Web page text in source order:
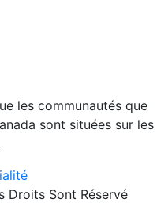
les communautés que
sont situées sur les
Droits Sont Réservé